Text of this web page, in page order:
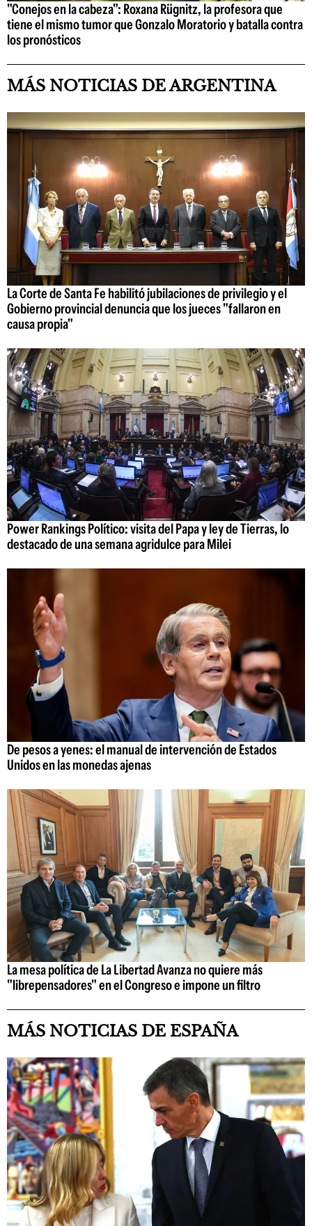
"Conejos en la cabeza": Roxana Rügnitz, la profesora que
tiene el mismo tumor que Gonzalo Moratorio y batalla contra
los pronósticos
MÁS NOTICIAS DE ARGENTINA
La Corte de Santa Fe habilitó jubilaciones de privilegio y el
Gobierno provincial denuncia que los jueces "fallaron en
causa propia"
Power Rankings Político: visita del Papa y ley de Tierras, lo
destacado de una semana agridulce para Milei
De pesos a yenes: el manual de intervención de Estados
Unidos en las monedas ajenas
La mesa política de La Libertad Avanza no quiere más
"librepensadores" en el Congreso e impone un filtro
MÁS NOTICIAS DE ESPAÑA